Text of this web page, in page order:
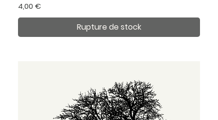
Prix
4,00 €
Rupture de stock